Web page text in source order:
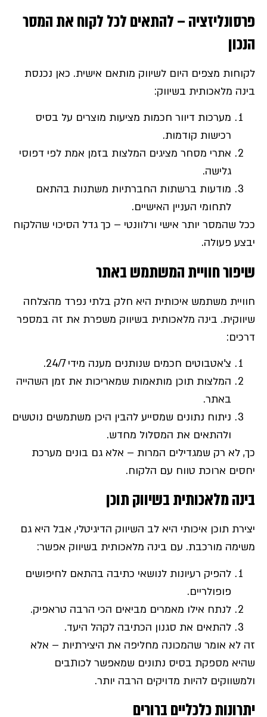
פרסונליזציה – להתאים לכל לקוח את המסר
הנכון
לקוחות מצפים היום לשיווק מותאם אישית. כאן נכנסת
בינה מלאכותית בשיווק:
מערכות דיוור חכמות מציעות מוצרים על בסיס
רכישות קודמות.
אתרי מסחר מציגים המלצות בזמן אמת לפי דפוסי
גלישה.
מודעות ברשתות החברתיות משתנות בהתאם
לתחומי העניין האישיים.
ככל שהמסר יותר אישי ורלוונטי – כך גדל הסיכוי שהלקוח
יבצע פעולה.
שיפור חוויית המשתמש באתר
חוויית משתמש איכותית היא חלק בלתי נפרד מהצלחה
שיווקית. בינה מלאכותית בשיווק משפרת את זה במספר
דרכים:
צ’אטבוטים חכמים שנותנים מענה מידי 24/7.
המלצות תוכן מותאמות שמאריכות את זמן השהייה
באתר.
ניתוח נתונים שמסייע להבין היכן משתמשים נוטשים
ולהתאים את המסלול מחדש.
כך, לא רק שמגדילים המרות – אלא גם בונים מערכת
יחסים ארוכת טווח עם הלקוח.
בינה מלאכותית בשיווק תוכן
יצירת תוכן איכותי היא לב השיווק הדיגיטלי, אבל היא גם
משימה מורכבת. עם בינה מלאכותית בשיווק אפשר:
להפיק רעיונות לנושאי כתיבה בהתאם לחיפושים
פופולריים.
לנתח אילו מאמרים מביאים הכי הרבה טראפיק.
להתאים את סגנון הכתיבה לקהל היעד.
זה לא אומר שהמכונה מחליפה את היצירתיות – אלא
שהיא מספקת בסיס נתונים שמאפשר לכותבים
ולמשווקים להיות מדויקים הרבה יותר.
יתרונות כלכליים ברורים